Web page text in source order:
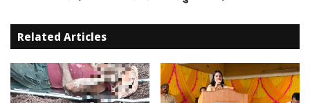
Related Articles